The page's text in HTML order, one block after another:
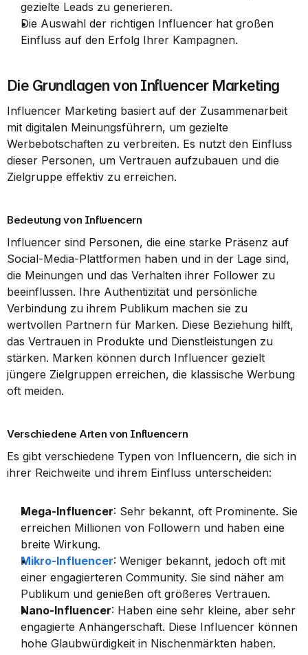
gezielte Leads zu generieren.
Die Auswahl der richtigen Influencer hat großen
Einfluss auf den Erfolg Ihrer Kampagnen.
Die Grundlagen von Influencer Marketing
Influencer Marketing basiert auf der Zusammenarbeit
mit digitalen Meinungsführern, um gezielte
Werbebotschaften zu verbreiten. Es nutzt den Einfluss
dieser Personen, um Vertrauen aufzubauen und die
Zielgruppe effektiv zu erreichen.
Bedeutung von Influencern
Influencer sind Personen, die eine starke Präsenz auf
Social-Media-Plattformen haben und in der Lage sind,
die Meinungen und das Verhalten ihrer Follower zu
beeinflussen. Ihre Authentizität und persönliche
Verbindung zu ihrem Publikum machen sie zu
wertvollen Partnern für Marken. Diese Beziehung hilft,
das Vertrauen in Produkte und Dienstleistungen zu
stärken. Marken können durch Influencer gezielt
jüngere Zielgruppen erreichen, die klassische Werbung
oft meiden.
Verschiedene Arten von Influencern
Es gibt verschiedene Typen von Influencern, die sich in
ihrer Reichweite und ihrem Einfluss unterscheiden:
Mega-Influencer: Sehr bekannt, oft Prominente. Sie
erreichen Millionen von Followern und haben eine
breite Wirkung.
Mikro-Influencer: Weniger bekannt, jedoch oft mit
einer engagierteren Community. Sie sind näher am
Publikum und genießen oft größeres Vertrauen.
Nano-Influencer: Haben eine sehr kleine, aber sehr
engagierte Anhängerschaft. Diese Influencer können
hohe Glaubwürdigkeit in Nischenmärkten haben.